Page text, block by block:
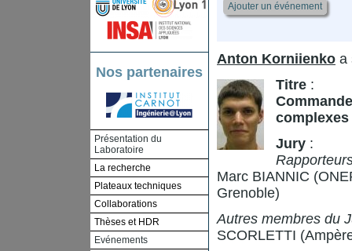
Nos partenaires
Présentation du
Laboratoire
La recherche
Plateaux techniques
Collaborations
Thèses et HDR
Evénements
Ajouter un événement
Anton Korniienko a
Titre :
Jury :
Marc BIANNIC
Grenoble)
Autres membres du
SCORLETTI